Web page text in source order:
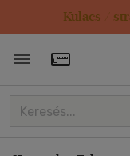
Kulacs /